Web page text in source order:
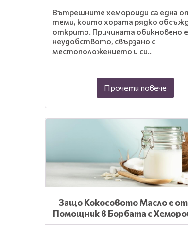
Вътрешните хемороиди са една
теми, които хората рядко
открито. Причината обикновено е
неудобството, свързано с
местоположението и си..
Прочети повече
Защо Кокосовото Масло е
Помощник в Борбата с